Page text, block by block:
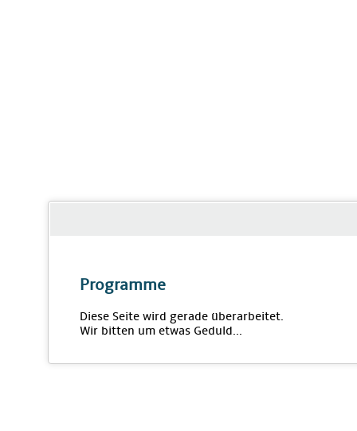
Programme
Diese Seite wird gerade überarbeitet.
Wir bitten um etwas Geduld...